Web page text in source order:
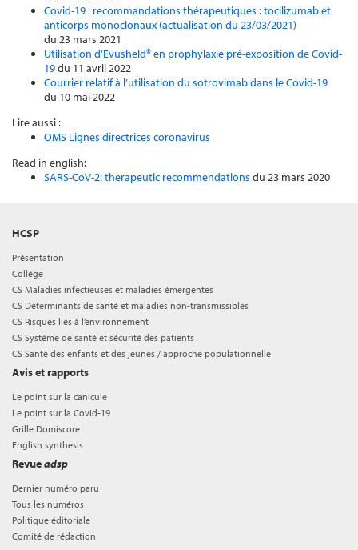
Covid-19 : recommandations thérapeutiques : tocilizumab et
anticorps monoclonaux (actualisation du 23/03/2021)
du 23 mars 2021
Utilisation d’Evusheld® en prophylaxie pré-exposition de Covid-
19du 11 avril 2022
Courrier relatif à l’utilisation du sotrovimab dans le Covid-19
du 10 mai 2022
Lire aussi :
OMS Lignes directrices coronavirus
Read in english:
SARS-CoV-2: therapeutic recommendations du 23 mars 2020
HCSP
Présentation
Collège
CS Maladies infectieuses et maladies émergentes
CS Déterminants de santé et maladies non-transmissibles
CS Risques liés à l’environnement
CS Système de santé et sécurité des patients
CS Santé des enfants et des jeunes / approche populationnelle
Avis et rapports
Le point sur la canicule
Le point sur la Covid-19
Grille Domiscore
English synthesis
Revueadsp
Dernier numéro paru
Tous les numéros
Politique éditoriale
Comité de rédaction